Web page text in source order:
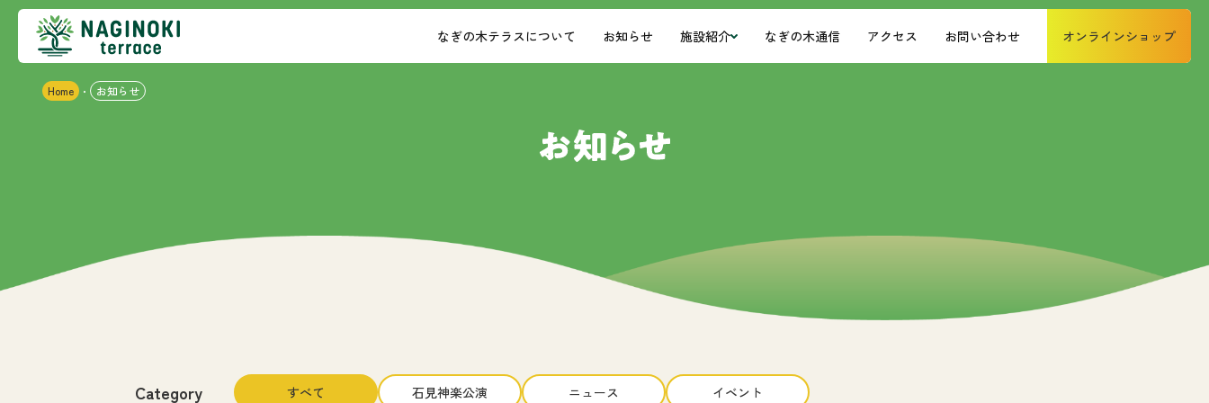
なぎの木テラスについて お知らせ 施設紹介 なぎの木通信 アクセス お問い合わせ オンラインショップ
Home ・ お知らせ
Category すべて 石見神楽公演 ニュース イベント